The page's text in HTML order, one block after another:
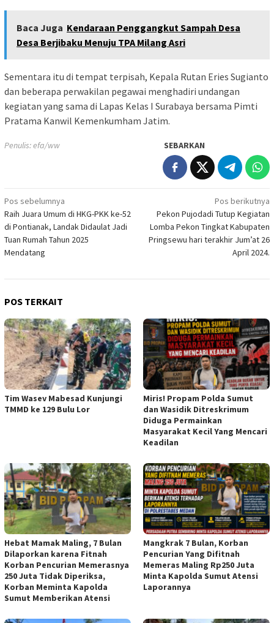
Baca Juga Kendaraan Penggangkut Sampah Desa
Desa Berjibaku Menuju TPA Milang Asri
Sementara itu di tempat terpisah, Kepala Rutan Eries Sugianto
dan beberapa perwakilan pegawai menghadiri undangan
kegiatan yang sama di Lapas Kelas I Surabaya bersama Pimti
Pratama Kanwil Kemenkumham Jatim.
Penulis: efa/ww SEBARKAN
Navigasi
pos
Pos sebelumnya
Raih Juara Umum di HKG-PKK ke-52
di Pontianak, Landak Didaulat Jadi
Tuan Rumah Tahun 2025
Mendatang
Pos berikutnya
Pekon Pujodadi Tutup Kegiatan
Lomba Pekon Tingkat Kabupaten
Pringsewu hari terakhir Jum’at 26
April 2024.
POS TERKAIT
Tim Wasev Mabesad Kunjungi
TMMD ke 129 Bulu Lor
Miris! Propam Polda Sumut
dan Wasidik Ditreskrimum
Diduga Permainkan
Masyarakat Kecil Yang Mencari
Keadilan
Hebat Mamak Maling, 7 Bulan
Dilaporkan karena Fitnah
Korban Pencurian Memerasnya
250 Juta Tidak Diperiksa,
Korban Meminta Kapolda
Sumut Memberikan Atensi
Mangkrak 7 Bulan, Korban
Pencurian Yang Difitnah
Memeras Maling Rp250 Juta
Minta Kapolda Sumut Atensi
Laporannya